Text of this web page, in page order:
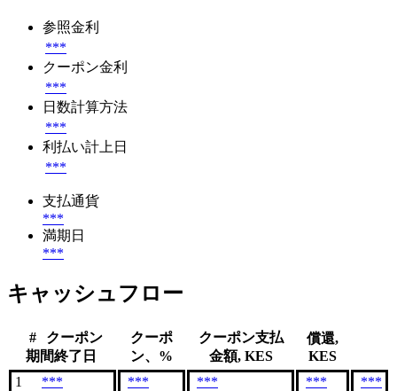
参照金利
***
クーポン金利
***
日数計算方法
***
利払い計上日
***
支払通貨
***
満期日
***
キャッシュフロー
#
クーポン
期間終了日
クーポ
ン、%
クーポン支払
金額, KES
償還,
KES
1
*** *** *** ***
***